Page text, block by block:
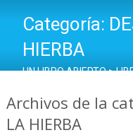
Categoría:
HIERBA
UN LIBRO ABIERTO>
Archivos de la
LA HIERBA